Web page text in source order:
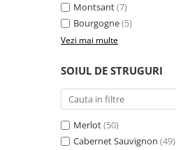
Montsant(7)
Bourgogne(5)
Vezi mai multe
SOIUL DE STRUGURI
Merlot(50)
Cabernet Sauvignon (49)